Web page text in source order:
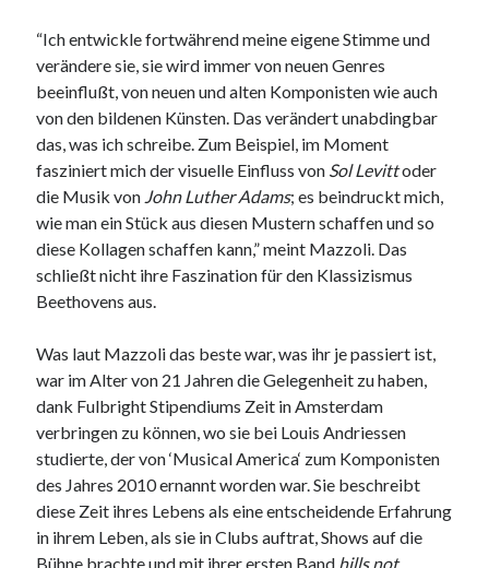
“Ich entwickle fortwährend meine eigene Stimme und
verändere sie, sie wird immer von neuen Genres
beeinflußt, von neuen und alten Komponisten wie auch
von den bildenen Künsten. Das verändert unabdingbar
das, was ich schreibe. Zum Beispiel, im Moment
fasziniert mich der visuelle Einfluss von Sol Levittoder
die Musik von John Luther Adams; es beindruckt mich,
wie man ein Stück aus diesen Mustern schaffen und so
diese Kollagen schaffen kann,” meint Mazzoli. Das
schließt nicht ihre Faszination für den Klassizismus
Beethovens aus.
Was laut Mazzoli das beste war, was ihr je passiert ist,
war im Alter von 21 Jahren die Gelegenheit zu haben,
dank Fulbright Stipendiums Zeit in Amsterdam
verbringen zu können, wo sie bei Louis Andriessen
studierte, der von ‘Musical America‘ zum Komponisten
des Jahres 2010 ernannt worden war. Sie beschreibt
diese Zeit ihres Lebens als eine entscheidende Erfahrung
in ihrem Leben, als sie in Clubs auftrat, Shows auf die
Bühne brachte und mit ihrer ersten Band hills not